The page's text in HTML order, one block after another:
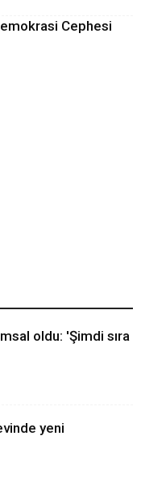
Cephesi
oldu: 'Şimdi sıra
yeni